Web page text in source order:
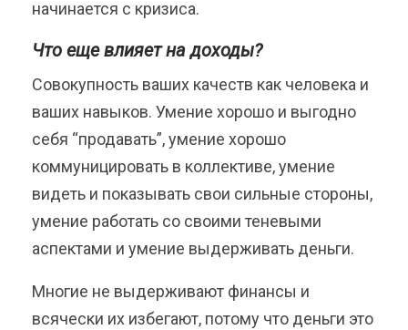
начинается с кризиса.
Что еще влияет на доходы?
Совокупность ваших качеств как человека и
ваших навыков. Умение хорошо и выгодно
себя “продавать”, умение хорошо
коммуницировать в коллективе, умение
видеть и показывать свои сильные стороны,
умение работать со своими теневыми
аспектами и умение выдерживать деньги.
Многие не выдерживают финансы и
всячески их избегают, потому что деньги это